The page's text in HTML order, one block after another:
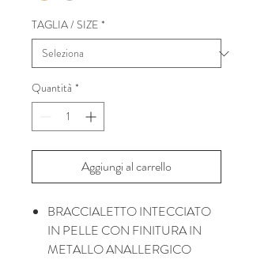
TAGLIA / SIZE *
Quantità *
Aggiungi al carrello
BRACCIALETTO INTECCIATO
IN PELLE CON FINITURA IN
METALLO ANALLERGICO